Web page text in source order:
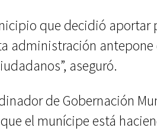
que decidió aportar
administración antepone
aseguró.
de Gobernación
el munícipe está